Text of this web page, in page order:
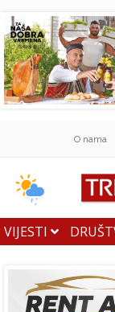
O nama
VIJESTI